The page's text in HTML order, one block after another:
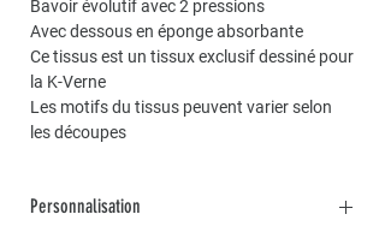
Bavoir évolutif avec 2 pressions
Avec dessous en éponge absorbante
Ce tissus est un tissux exclusif dessiné pour
la K-Verne
Les motifs du tissus peuvent varier selon
les découpes
Personnalisation